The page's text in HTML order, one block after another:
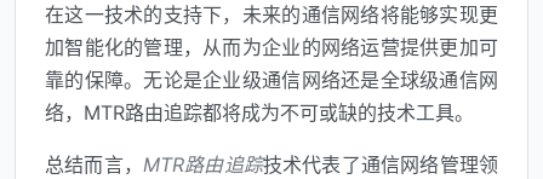
在这一技术的支持下，未来的通信网络将能够实现更
加智能化的管理，从而为企业的网络运营提供更加可
靠的保障。无论是企业级通信网络还是全球级通信网
络，MTR路由追踪都将成为不可或缺的技术工具。
总结而言， MTR路由追踪技术代表了通信网络管理领